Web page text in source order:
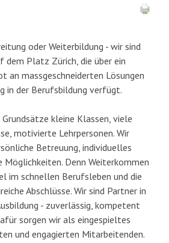
oder Weiterbildung - wir sind
dem Platz Zürich, die über ein
an massgeschneiderten Lösungen
in der Berufsbildung verfügt.
kleine Klassen, viele
motivierte Lehrpersonen. Wir
Betreuung, individuelles
Möglichkeiten. Denn Weiterkommen
im schnellen Berufsleben und die
Abschlüsse. Wir sind Partner in
- zuverlässig, kompetent
sorgen wir als eingespieltes
und engagierten Mitarbeitenden.